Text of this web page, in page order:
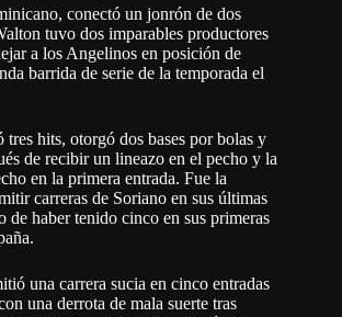
conectó un jonrón de dos
tuvo dos imparables productores
a los Angelinos en posición de
barrida de serie de la temporada el
hits, otorgó dos bases por bolas y
de recibir un lineazo en el pecho y la
en la primera entrada. Fue la
carreras de Soriano en sus últimas
de haber tenido cinco en sus primeras
una carrera sucia en cinco entradas
una derrota de mala suerte tras